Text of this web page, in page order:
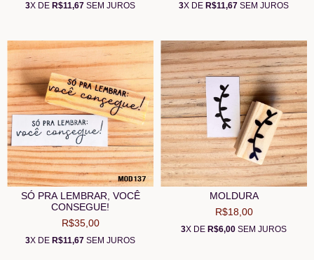
3X DE R$11,67 SEM JUROS 3X DE R$11,67 SEM JUROS
SÓ PRA LEMBRAR, VOCÊ
CONSEGUE!
R$35,00
3X DE R$11,67 SEM JUROS
MOLDURA
R$18,00
3X DE R$6,00 SEM JUROS